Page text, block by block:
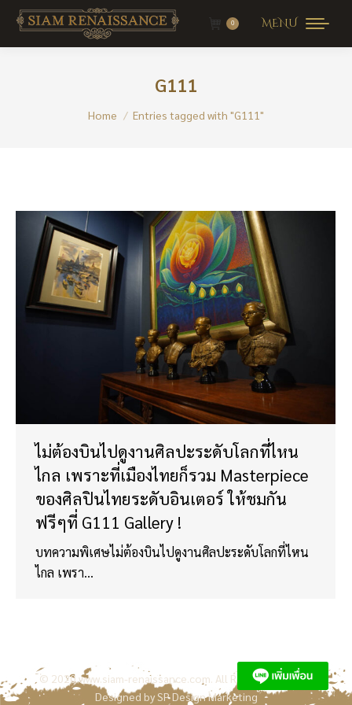
MENU
0
G111
Home Entries tagged with "G111"
ไม่ต้องบินไปดูงานศิลปะระดับโลกที่ไหน
ไกล เพราะที่เมืองไทยก็รวม Masterpiece
ของศิลปินไทยระดับอินเตอร์ ให้ชมกัน
ฟรีๆที่ G111 Gallery !
บทความพิเศษไม่ต้องบินไปดูงานศิลปะระดับโลกที่ไหน
ไกล เพรา…
© 2020www.siam-renaissance.com. All Rights Reserved.
Designed bySP Design Marketing